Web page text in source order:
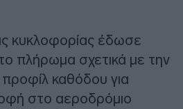
κυκλοφορίας έδωσε
πλήρωμα σχετικά με την
καθόδου για
στο αεροδρόμιο